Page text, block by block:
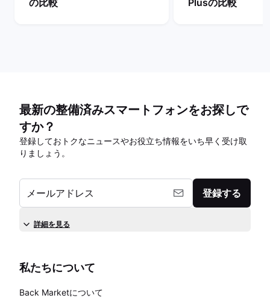
の比較
Plusの比較
最新の整備済みスマートフォンをお探しで
すか？
登録しておトクなニュースやお役立ち情報をいち早く受け取
りましょう。
メールアドレス 登録する
詳細を見る
私たちについて
Back Marketについて